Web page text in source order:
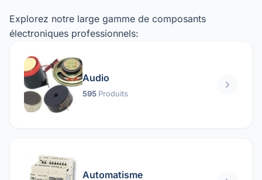
Explorez notre large gamme de composants
électroniques professionnels:
Audio
595 Produits
Automatisme